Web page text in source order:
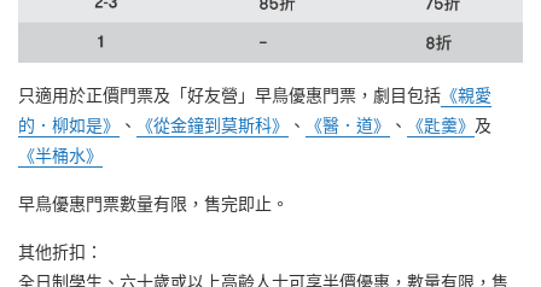
只適用於正價門票及「好友營」早鳥優惠門票，劇目包括 《親愛
的．柳如是》
、 《從金鐘到莫斯科》 、 《醫．道》 、 《匙羹》 及
《半桶水》
早鳥優惠門票數量有限，售完即止。
其他折扣：
全日制學生、六十歲或以上高齡人士可享半價優惠，數量有限，售